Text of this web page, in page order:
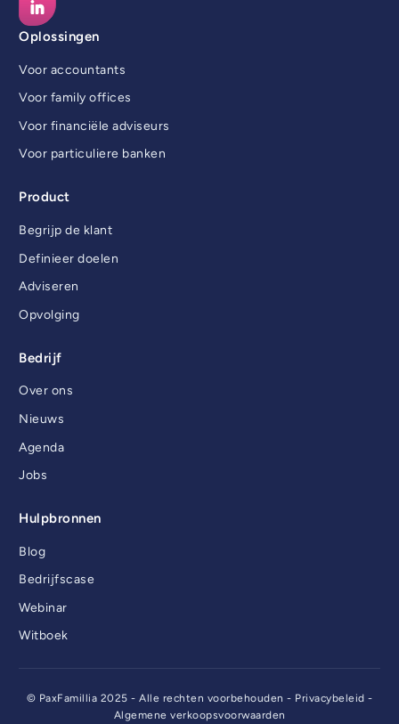
Oplossingen
Voor accountants
Voor family offices
Voor financiële adviseurs
Voor particuliere banken
Product
Begrijp de klant
Definieer doelen
Adviseren
Opvolging
Bedrijf
Over ons
Nieuws
Agenda
Jobs
Hulpbronnen
Blog
Bedrijfscase
Webinar
Witboek
© PaxFamillia 2025 - Alle rechten voorbehouden - Privacybeleid -
Algemene verkoopsvoorwaarden